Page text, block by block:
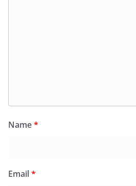
Name*
Email*